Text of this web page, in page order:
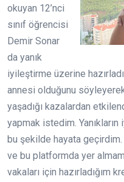
okuyan 12’nci
sınıf öğrencisi
Demir Sonar
da yanık
iyileştirme üzerine
annesi olduğunu
yaşadığı kazalardan
yapmak istedim.
bu şekilde hayata
ve bu platformda yer
vakaları için hazırladığım